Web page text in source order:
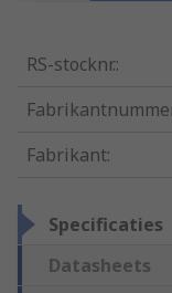
RS-stocknr.:
Fabrikant:
Specificaties
Datasheets